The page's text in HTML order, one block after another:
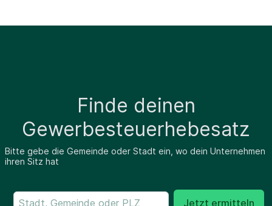
Finde deinen
Gewerbesteuerhebesatz
Bitte gebe die Gemeinde oder Stadt ein, wo dein Unternehmen
ihren Sitz hat
Jetzt ermitteln